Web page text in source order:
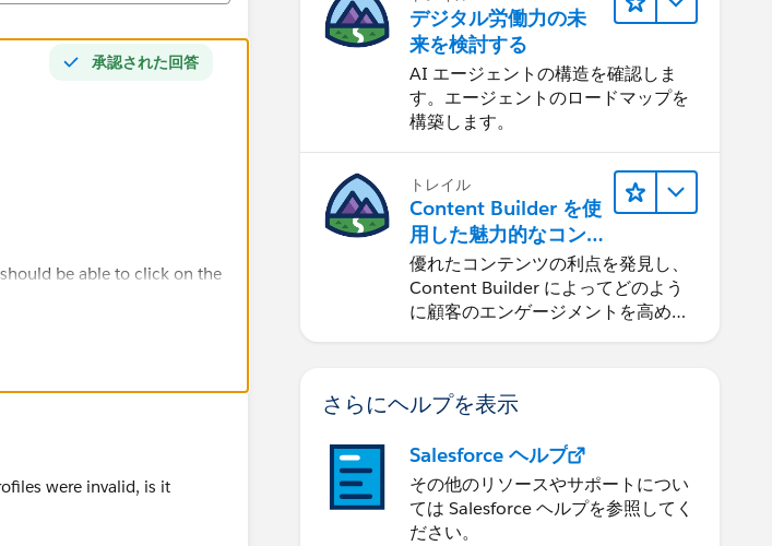
承認された回答
be able to click on the
were invalid, is it
デジタル労働力の未
来を検討する
AI エージェントの構造を確認しま
す。エージェントのロードマップを
構築します。
トレイル
Content Builder を使
用した魅力的なコン
テンツの作成
優れたコンテンツの利点を発見し、
Content Builder によってどのよう
に顧客のエンゲージメントを高める
さらにヘルプを表示
Salesforce ヘルプ
その他のリソースやサポートについ
ては Salesforce ヘルプを参照してく
ださい。